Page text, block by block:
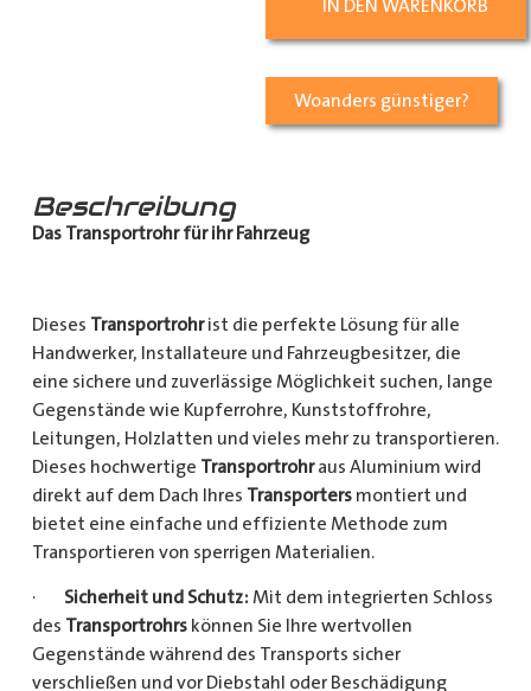
IN DEN WARENKORB
Woanders günstiger?
Beschreibung
Das Transportrohr für ihr Fahrzeug
Dieses Transportrohrist die perfekte Lösung für alle
Handwerker, Installateure und Fahrzeugbesitzer, die
eine sichere und zuverlässige Möglichkeit suchen, lange
Gegenstände wie Kupferrohre, Kunststoffrohre,
Leitungen, Holzlatten und vieles mehr zu transportieren.
Dieses hochwertige Transportrohraus Aluminium wird
direkt auf dem Dach Ihres Transportersmontiert und
bietet eine einfache und effiziente Methode zum
Transportieren von sperrigen Materialien.
· Sicherheit und Schutz: Mit dem integrierten Schloss
des Transportrohrskönnen Sie Ihre wertvollen
Gegenstände während des Transports sicher
verschließen und vor Diebstahl oder Beschädigung